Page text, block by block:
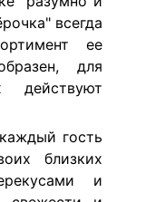
всегда
ее
для
действуют
гость
близких
и